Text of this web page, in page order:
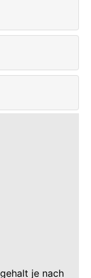
je nach